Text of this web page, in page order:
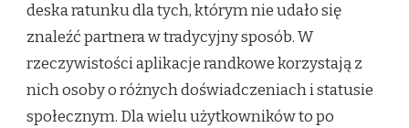
deska ratunku dla tych, którym nie udało się
znaleźć partnera w tradycyjny sposób. W
rzeczywistości aplikacje randkowe korzystają z
nich osoby o różnych doświadczeniach i statusie
społecznym. Dla wielu użytkowników to po